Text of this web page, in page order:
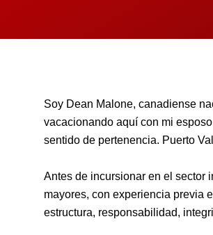
Soy Dean Malone, canadiense
vacacionando aquí con mi
sentido de pertenencia. Puerto
Antes de incursionar en el sector
mayores, con experiencia previa
estructura, responsabilidad,